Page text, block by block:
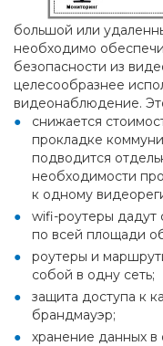
большой или
необходимо
безопасности из
целесообразнее
видеонаблюдение.
снижается
прокладке
подводится
необходимости
к одному
wifi-роутеры дадут
по всей площади
роутеры и
собой в одну сеть;
защита доступа к
брандмауэр;
хранение данных в